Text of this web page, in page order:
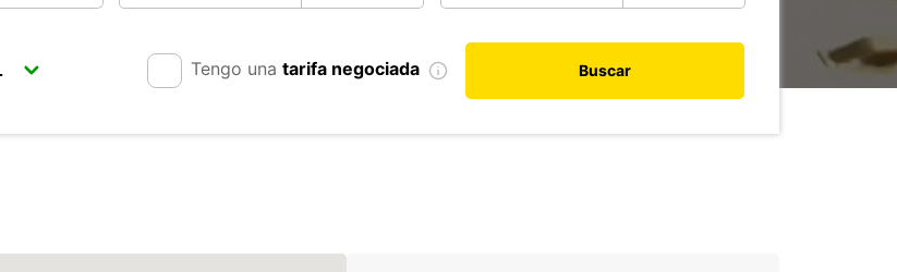
Tengo una tarifa negociada Buscar